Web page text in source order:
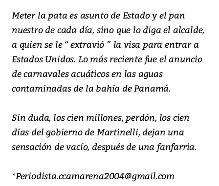
Meter la pata es asunto de Estado y el pan
nuestro de cada día, sino que lo diga el alcalde,
a quien se le “ extravió ” la visa para entrar a
Estados Unidos. Lo más reciente fue el anuncio
de carnavales acuáticos en las aguas
contaminadas de la bahía de Panamá.
Sin duda, los cien millones, perdón, los cien
días del gobierno de Martinelli, dejan una
sensación de vacío, después de una fanfarria.
*Periodista.ccamarena2004@gmail.com